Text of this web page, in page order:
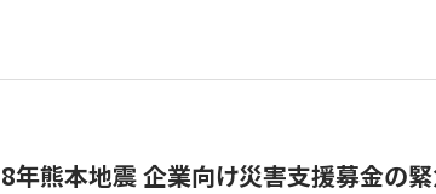
8年熊本地震 企業向け災害支援募金の